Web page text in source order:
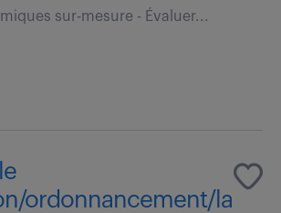
sur-mesure - Évaluer...
ordonnancement/la